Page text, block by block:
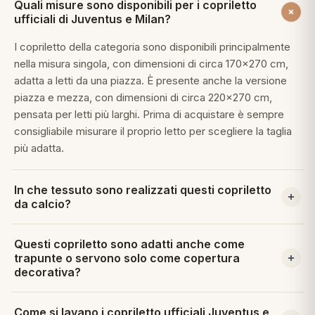
Letto
arredo
arredo
Step
in fibra
in piuma d'oca
in piuma
Plaid Cartoons
Tappeti Cartoons
Teli Mare Cartoons
Trapuntini Cartoons
Quali misure sono disponibili per i copriletto
ufficiali di Juventus e Milan?
I copriletto della categoria sono disponibili principalmente
nella misura singola, con dimensioni di circa 170x270 cm,
adatta a letti da una piazza. È presente anche la versione
piazza e mezza, con dimensioni di circa 220x270 cm,
pensata per letti più larghi. Prima di acquistare è sempre
consigliabile misurare il proprio letto per scegliere la taglia
più adatta.
In che tessuto sono realizzati questi copriletto
da calcio?
cotone, un tessuto naturale apprezzato per la sua
traspirabilità e morbidezza. Il cotone è inoltre facile da
Questi copriletto sono adatti anche come
trapunte o servono solo come copertura
decorativa?
Come si lavano i copriletto ufficiali Juventus e